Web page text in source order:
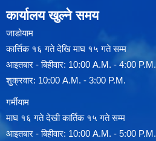
कार्यालय खुल्ने समय
जाडोयाम
कार्त्तिक १६ गते देखि माघ १५ गते सम्म
आइतबार - बिहीवार: 10:00 A.M. - 4:00 P.M.
शुक्रवार: 10:00 A.M. - 3:00 P.M.
गर्मीयाम
माघ १६ गते देखी कार्तिक १५ गते सम्म
आइतबार - बिहीवार: 10:00 A.M. - 5:00 P.M.